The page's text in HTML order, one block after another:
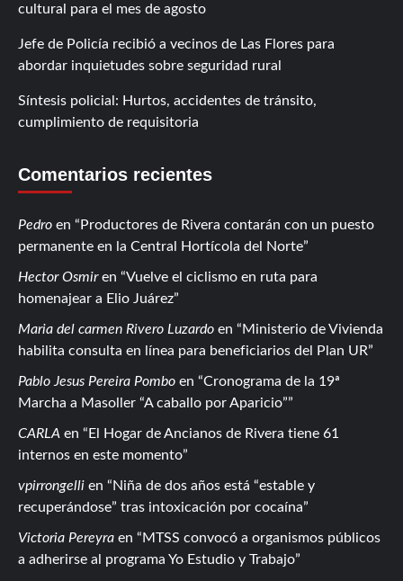
cultural para el mes de agosto
Jefe de Policía recibió a vecinos de Las Flores para
abordar inquietudes sobre seguridad rural
Síntesis policial: Hurtos, accidentes de tránsito,
cumplimiento de requisitoria
Comentarios recientes
Pedro en
Productores de Rivera contarán con un puesto
permanente en la Central Hortícola del Norte
Hector Osmiren
Vuelve el ciclismo en ruta para
homenajear a Elio Juárez
Maria del carmen Rivero Luzardo en
Ministerio de Vivienda
habilita consulta en línea para beneficiarios del Plan UR
Pablo Jesus Pereira Pombo en
Cronograma de la 19ª
Marcha a Masoller “A caballo por Aparicio”
CARLA en
El Hogar de Ancianos de Rivera tiene 61
internos en este momento
vpirrongelli en
Niña de dos años está “estable y
recuperándose” tras intoxicación por cocaína
Victoria Pereyra en
MTSS convocó a organismos públicos
a adherirse al programa Yo Estudio y Trabajo